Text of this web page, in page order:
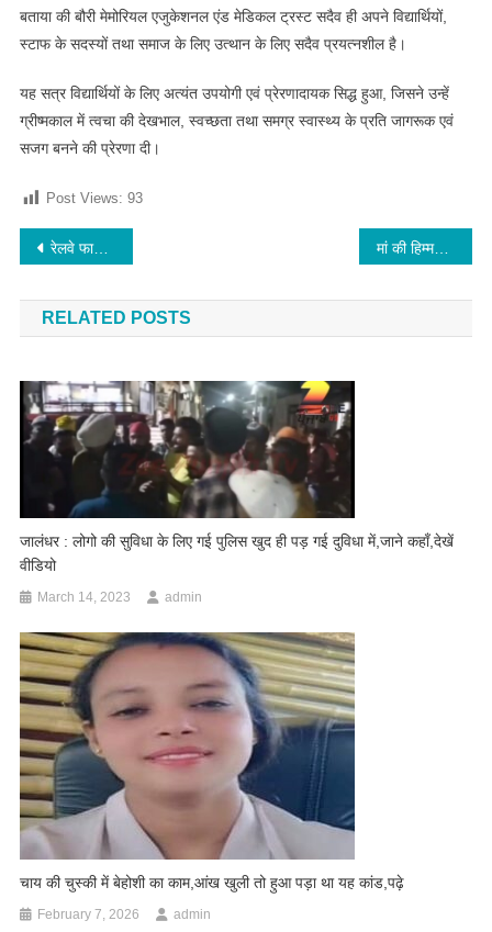
बताया की बौरी मेमोरियल एजुकेशनल एंड मेडिकल ट्रस्ट सदैव ही अपने विद्यार्थियों,
स्टाफ के सदस्यों तथा समाज के लिए उत्थान के लिए सदैव प्रयत्नशील है।
यह सत्र विद्यार्थियों के लिए अत्यंत उपयोगी एवं प्रेरणादायक सिद्ध हुआ, जिसने उन्हें
ग्रीष्मकाल में त्वचा की देखभाल, स्वच्छता तथा समग्र स्वास्थ्य के प्रति जागरूक एवं
सजग बनने की प्रेरणा दी।
Post Views: 93
Post navigation
रेलवे फाटक समय से पहले बंद होने से लोग परेशान, जानिए क्या हैं रेलवे के नियम और प्रक्रिया मां की हिम्मत के आगे हारे लुटेरे, न बेटा छोड़ा न मोबाइल
RELATED POSTS
जालंधर : लोगो की सुविधा के लिए गई पुलिस खुद ही पड़ गई दुविधा में,जाने कहाँ,देखें
वीडियो
March 14, 2023 admin
चाय की चुस्की में बेहोशी का काम,आंख खुली तो हुआ पड़ा था यह कांड,पढ़े
February 7, 2026 admin